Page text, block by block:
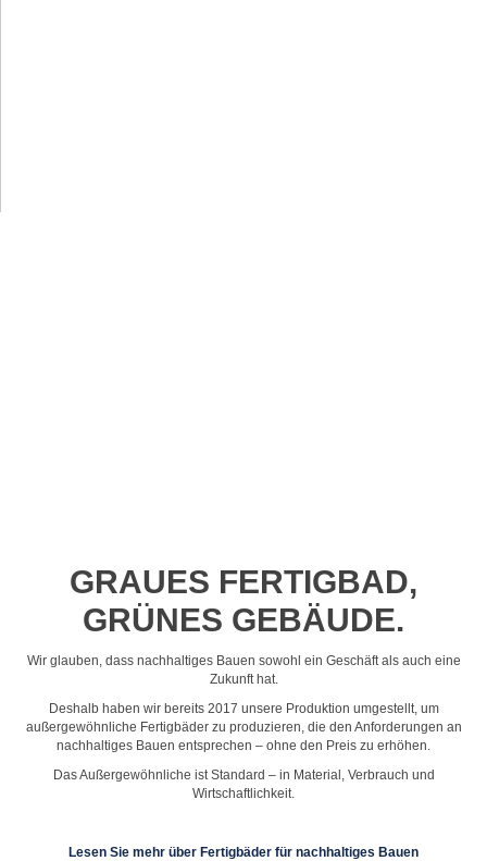
GRAUES FERTIGBAD,
GRÜNES GEBÄUDE.
Wir glauben, dass nachhaltiges Bauen sowohl ein Geschäft als auch eine
Zukunft hat.
Deshalb haben wir bereits 2017 unsere Produktion umgestellt, um
außergewöhnliche Fertigbäder zu produzieren, die den Anforderungen an
nachhaltiges Bauen entsprechen – ohne den Preis zu erhöhen.
Das Außergewöhnliche ist Standard – in Material, Verbrauch und
Wirtschaftlichkeit.
Lesen Sie mehr über Fertigbäder für nachhaltiges Bauen